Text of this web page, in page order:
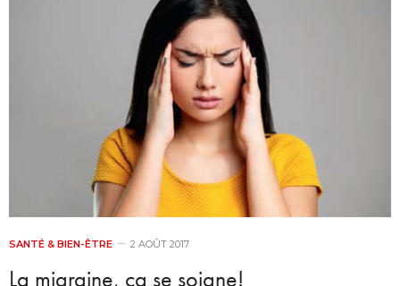
SANTÉ & BIEN-ÊTRE 2 AOÛT 2017
La migraine, ça se soigne!